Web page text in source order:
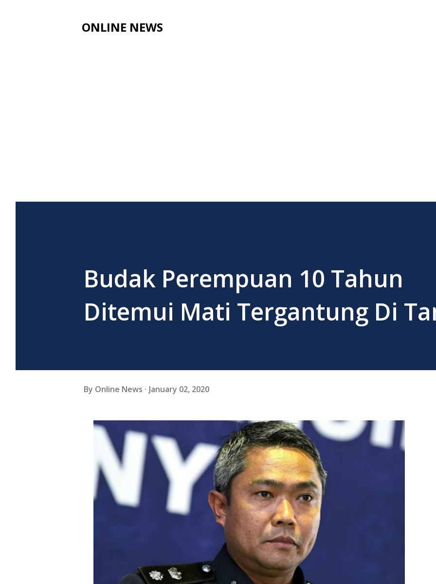
ONLINE NEWS
Budak Perempuan 10 Tahun
Ditemui Mati Tergantung Di
By Online News January 02, 2020